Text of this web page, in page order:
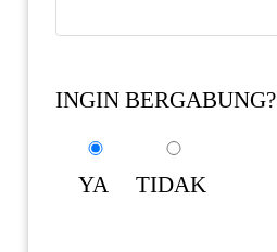
INGIN BERGABUNG?
YA TIDAK